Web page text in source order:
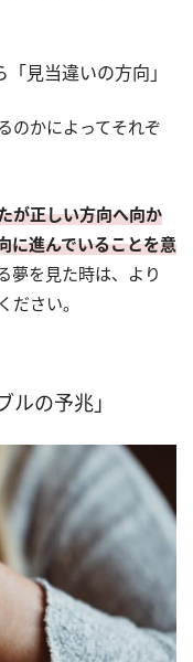
見当違いの方向」
のかによってそれぞ
が正しい方向へ向か
に進んでいることを意
夢を見た時は、より
さい。
ルの予兆」